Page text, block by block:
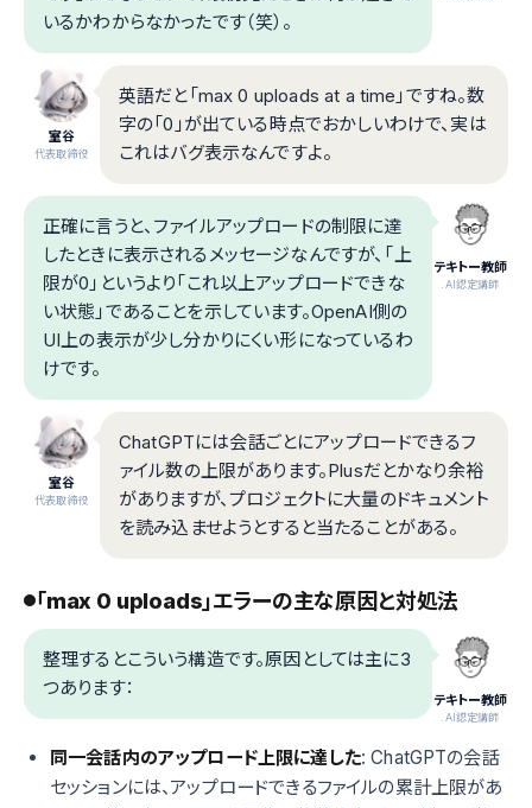
いるかわからなかったです（笑）。
室谷
代表取締役
英語だと「max 0 uploads at a time」ですね。数
字の「0」が出ている時点でおかしいわけで、実は
これはバグ表示なんですよ。
テキトー教師
.AI認定講師
正確に言うと、ファイルアップロードの制限に達
したときに表示されるメッセージなんですが、「上
限が0」というより「これ以上アップロードできな
い状態」であることを示しています。OpenAI側の
UI上の表示が少し分かりにくい形になっているわ
けです。
室谷
代表取締役
ChatGPTには会話ごとにアップロードできるフ
ァイル数の上限があります。Plusだとかなり余裕
がありますが、プロジェクトに大量のドキュメント
を読み込ませようとすると当たることがある。
「max 0 uploads」エラーの主な原因と対処法
テキトー教師
.AI認定講師
整理するとこういう構造です。原因としては主に3
つあります：
同一会話内のアップロード上限に達した: ChatGPTの会話
セッションには、アップロードできるファイルの累計上限があ